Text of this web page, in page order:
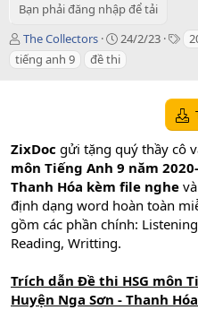
Bạn phải đăng nhập để tải
T
á
c
The Collectors
C
r
e
n
d
a
e
24/2/23
T
tiếng anh 9
đề thi
ZixDoc gửi tặng quý thầy cô
môn Tiếng Anh 9 năm
Thanh Hóa kèm file nghe
định dạng word hoàn toàn
gồm các phần chính:
Reading, Writting.
Trích dẫn Đề thi HSG môn
Huyện Nga Sơn - Thanh